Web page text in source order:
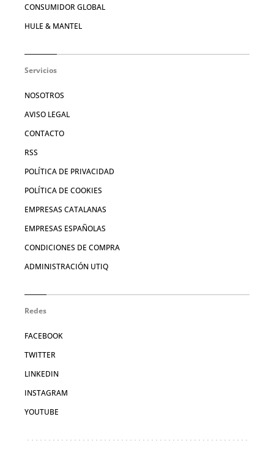
CONSUMIDOR GLOBAL
HULE & MANTEL
Servicios
NOSOTROS
AVISO LEGAL
CONTACTO
RSS
POLÍTICA DE PRIVACIDAD
POLÍTICA DE COOKIES
EMPRESAS CATALANAS
EMPRESAS ESPAÑOLAS
CONDICIONES DE COMPRA
ADMINISTRACIÓN UTIQ
Redes
FACEBOOK
TWITTER
LINKEDIN
INSTAGRAM
YOUTUBE